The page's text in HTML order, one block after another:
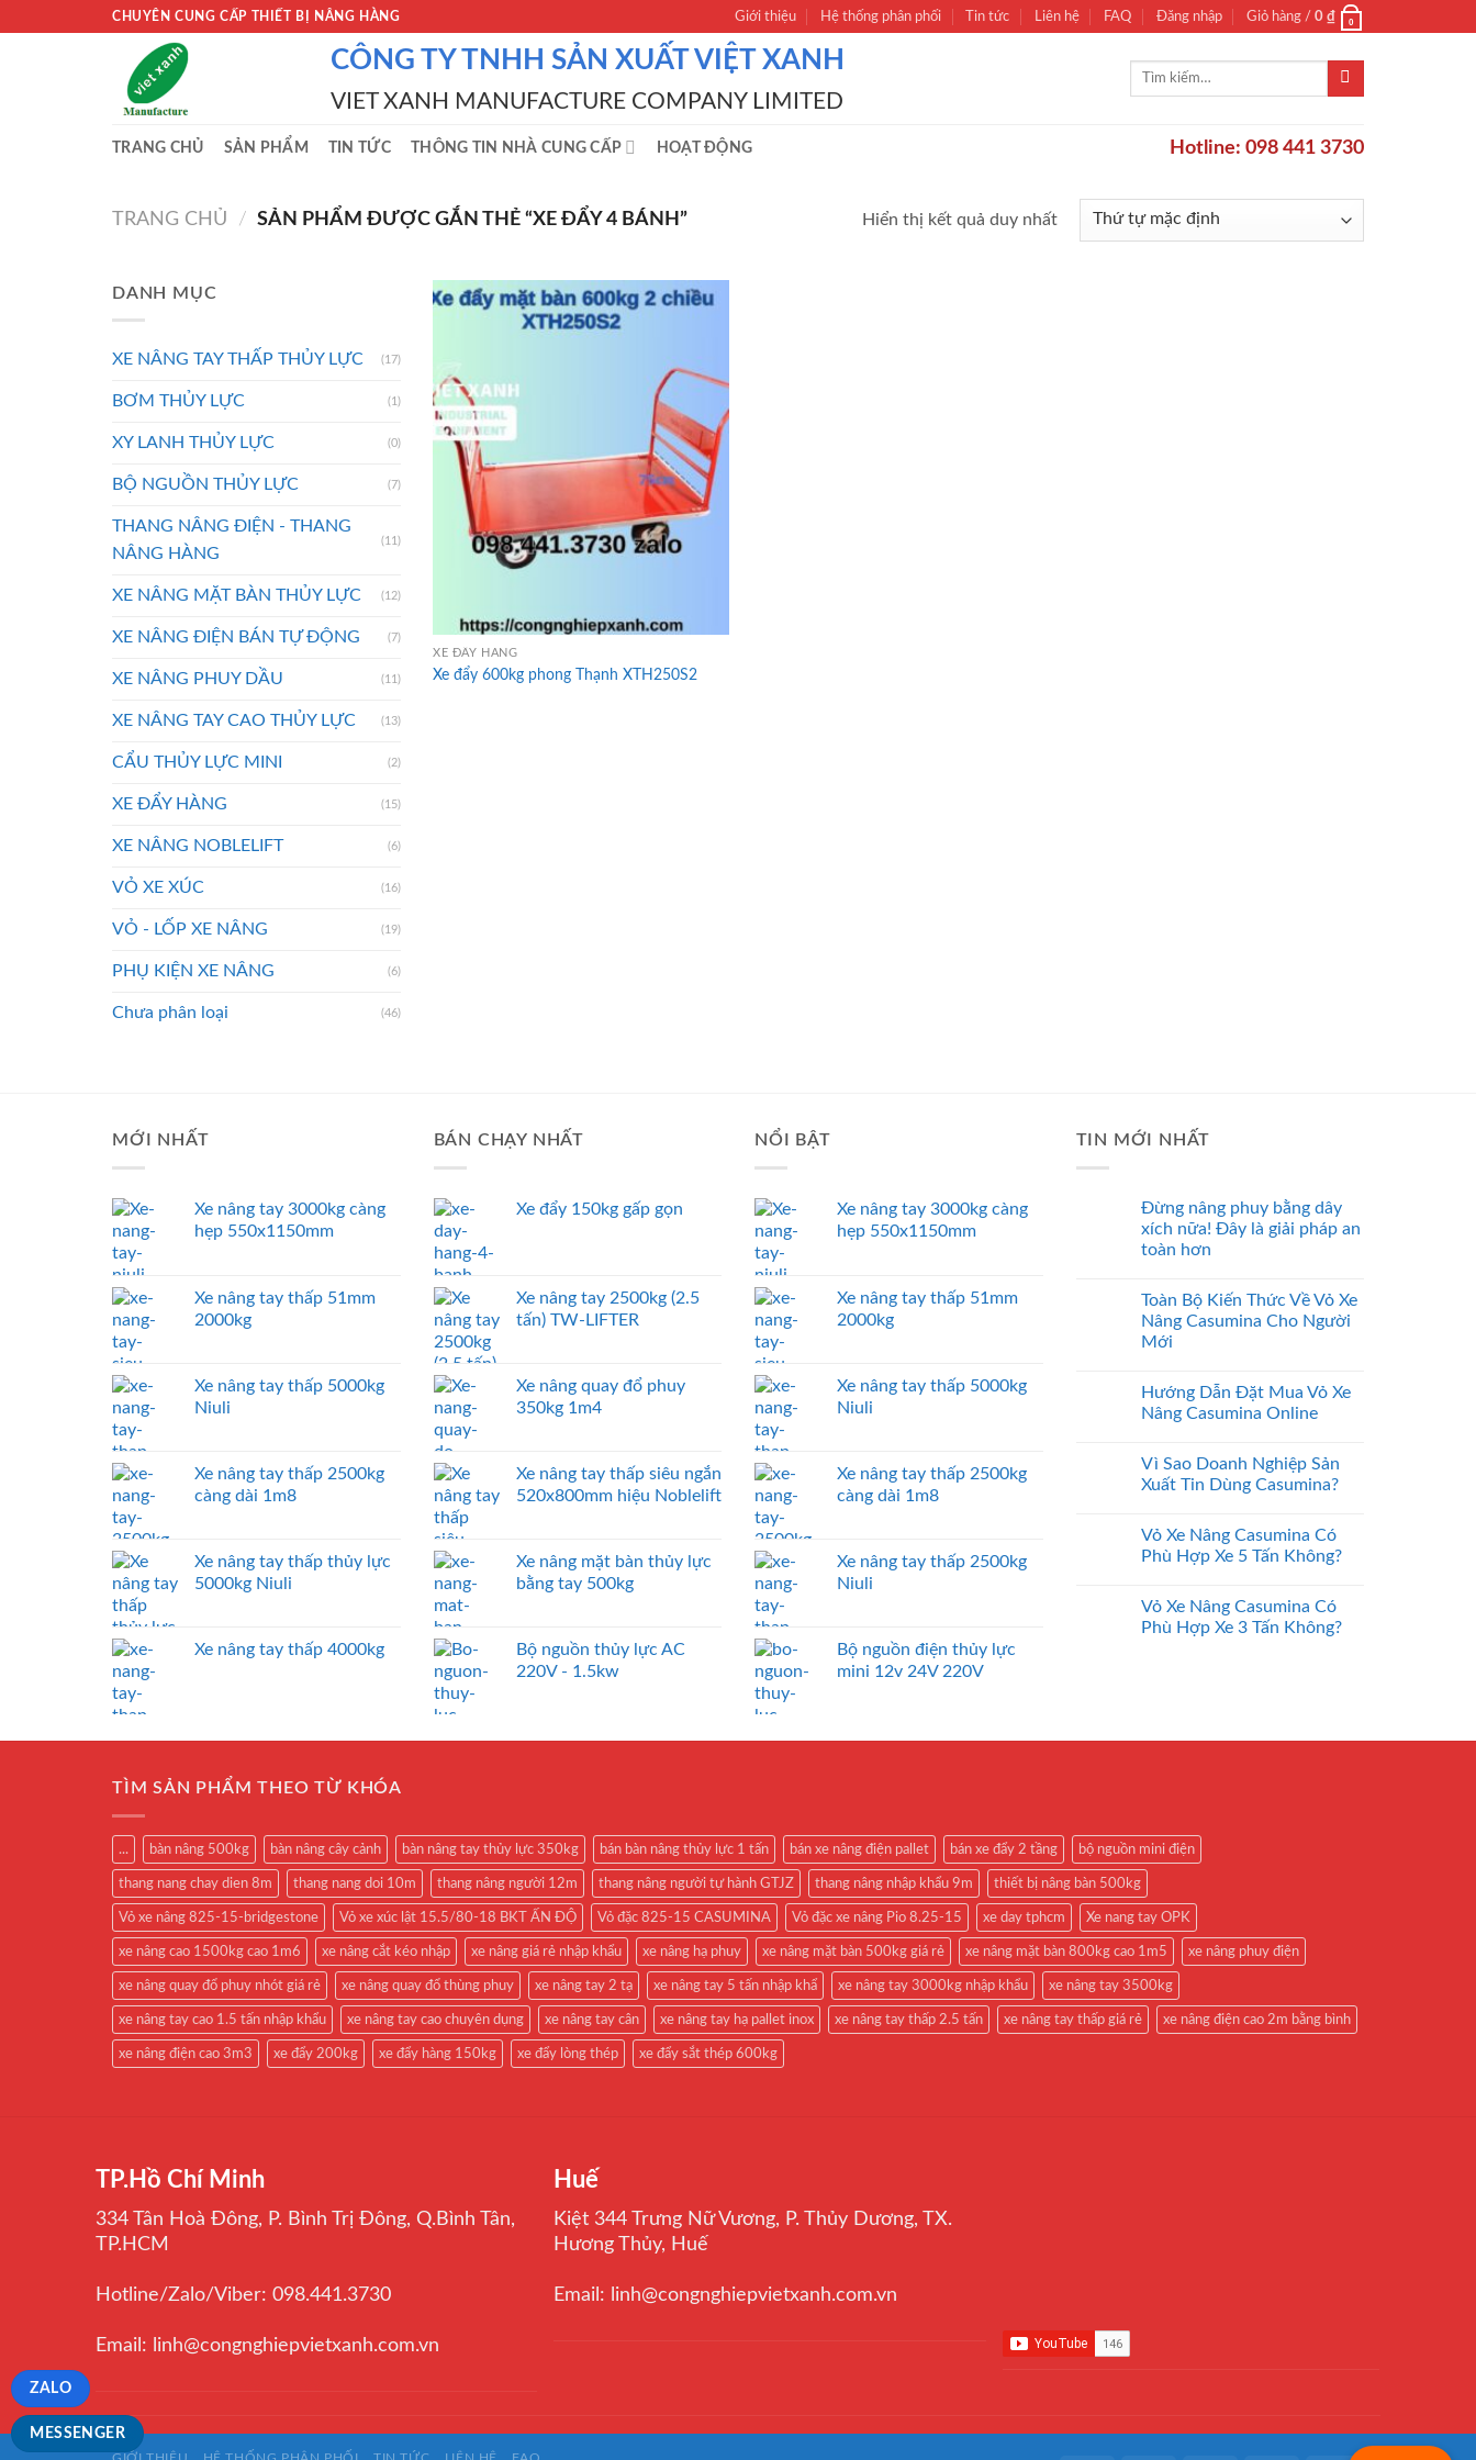
CHUYÊN CUNG CẤP THIẾT BỊ NÂNG HÀNG Giới thiệu Hệ thống phân phối Tin tức Liên hệ FAQ Đăng nhập Giỏ hàng / 0 ₫ 0
CÔNG TY TNHH SẢN XUẤT VIỆT XANH
VIET XANH MANUFACTURE COMPANY LIMITED
Tìm
TRANG CHỦ SẢN PHẨM TIN TỨC THÔNG TIN NHÀ CUNG CẤP HOẠT ĐỘNG Hotline: 098 441 3730
TRANG CHỦ / SẢN PHẨM ĐƯỢC GẮN THẺ “XE ĐẨY 4 BÁNH” Hiển thị kết quả duy nhất
DANH MỤC
XE NÂNG TAY THẤP THỦY LỰC (17)
BƠM THỦY LỰC (1)
XY LANH THỦY LỰC (0)
BỘ NGUỒN THỦY LỰC (7)
THANG NÂNG ĐIỆN - THANG
NÂNG HÀNG
(11)
XE NÂNG MẶT BÀN THỦY LỰC (12)
XE NÂNG ĐIỆN BÁN TỰ ĐỘNG (7)
XE NÂNG PHUY DẦU (11)
XE NÂNG TAY CAO THỦY LỰC (13)
CẨU THỦY LỰC MINI (2)
XE ĐẨY HÀNG (15)
XE NÂNG NOBLELIFT (6)
VỎ XE XÚC (16)
VỎ - LỐP XE NÂNG (19)
PHỤ KIỆN XE NÂNG (6)
Chưa phân loại (46)
XE ĐẨY HÀNG
Xe đẩy 600kg phong Thạnh XTH250S2
MỚI NHẤT
Xe nâng tay 3000kg càng
hẹp 550x1150mm
Xe nâng tay thấp 51mm
2000kg
Xe nâng tay thấp 5000kg
Niuli
Xe nâng tay thấp 2500kg
càng dài 1m8
Xe nâng tay thấp thủy lực
5000kg Niuli
Xe nâng tay thấp 4000kg
BÁN CHẠY NHẤT
Xe đẩy 150kg gấp gọn
Xe nâng tay 2500kg (2.5
tấn) TW-LIFTER
Xe nâng quay đổ phuy
350kg 1m4
Xe nâng tay thấp siêu ngắn
520x800mm hiệu Noblelift
Xe nâng mặt bàn thủy lực
bằng tay 500kg
Bộ nguồn thủy lực AC
220V - 1.5kw
NỔI BẬT
Xe nâng tay 3000kg càng
hẹp 550x1150mm
Xe nâng tay thấp 51mm
2000kg
Xe nâng tay thấp 5000kg
Niuli
Xe nâng tay thấp 2500kg
càng dài 1m8
Xe nâng tay thấp 2500kg
Niuli
Bộ nguồn điện thủy lực
mini 12v 24V 220V
TIN MỚI NHẤT
Đừng nâng phuy bằng dây
xích nữa! Đây là giải pháp an
toàn hơn
Toàn Bộ Kiến Thức Về Vỏ Xe
Nâng Casumina Cho Người
Mới
Hướng Dẫn Đặt Mua Vỏ Xe
Nâng Casumina Online
Vì Sao Doanh Nghiệp Sản
Xuất Tin Dùng Casumina?
Vỏ Xe Nâng Casumina Có
Phù Hợp Xe 5 Tấn Không?
Vỏ Xe Nâng Casumina Có
Phù Hợp Xe 3 Tấn Không?
TÌM SẢN PHẨM THEO TỪ KHÓA
... bàn nâng 500kg bàn nâng cây cảnh bàn nâng tay thủy lực 350kg bán bàn nâng thủy lực 1 tấn bán xe nâng điện pallet bán xe đẩy 2 tầng bộ nguồn mini điện
thang nang chay dien 8m thang nang doi 10m thang nâng người 12m thang nâng người tự hành GTJZ thang nâng nhập khẩu 9m thiết bị nâng bàn 500kg
Vỏ xe nâng 825-15-bridgestone Vỏ xe xúc lật 15.5/80-18 BKT ẤN ĐỘ Vỏ đặc 825-15 CASUMINA Vỏ đặc xe nâng Pio 8.25-15 xe day tphcm Xe nang tay OPK
xe nâng cao 1500kg cao 1m6 xe nâng cắt kéo nhập xe nâng giá rẻ nhập khẩu xe nâng hạ phuy xe nâng mặt bàn 500kg giá rẻ xe nâng mặt bàn 800kg cao 1m5 xe nâng phuy điện
xe nâng quay đổ phuy nhót giá rẻ xe nâng quay đổ thùng phuy xe nâng tay 2 tạ xe nâng tay 5 tấn nhập khẩ xe nâng tay 3000kg nhập khẩu xe nâng tay 3500kg
xe nâng tay cao 1.5 tấn nhập khẩu xe nâng tay cao chuyên dụng xe nâng tay cân xe nâng tay hạ pallet inox xe nâng tay thấp 2.5 tấn xe nâng tay thấp giá rẻ xe nâng điện cao 2m bằng bình
xe nâng điện cao 3m3 xe đẩy 200kg xe đẩy hàng 150kg xe đẩy lòng thép xe đẩy sắt thép 600kg
TP.Hồ Chí Minh
334 Tân Hoà Đông, P. Bình Trị Đông, Q.Bình Tân,
TP.HCM
Hotline/Zalo/Viber: 098.441.3730
Email: linh@congnghiepvietxanh.com.vn
Huế
Kiệt 344 Trưng Nữ Vương, P. Thủy Dương, TX.
Hương Thủy, Huế
Email: linh@congnghiepvietxanh.com.vn
GIỚI THIỆU HỆ THỐNG PHÂN PHỐI TIN TỨC LIÊN HỆ FAQ
MESSENGER
ZALO